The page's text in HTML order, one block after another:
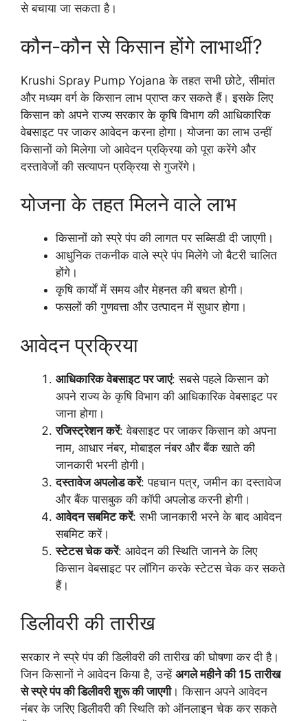
से बचाया जा सकता है।
कौन-कौन से किसान होंगे लाभार्थी?
Krushi Spray Pump Yojana के तहत सभी छोटे, सीमांत
और मध्यम वर्ग के किसान लाभ प्राप्त कर सकते हैं। इसके लिए
किसान को अपने राज्य सरकार के कृषि विभाग की आधिकारिक
वेबसाइट पर जाकर आवेदन करना होगा। योजना का लाभ उन्हीं
किसानों को मिलेगा जो आवेदन प्रक्रिया को पूरा करेंगे और
दस्तावेजों की सत्यापन प्रक्रिया से गुजरेंगे।
योजना के तहत मिलने वाले लाभ
किसानों को स्प्रे पंप की लागत पर सब्सिडी दी जाएगी।
आधुनिक तकनीक वाले स्प्रे पंप मिलेंगे जो बैटरी चालित
होंगे।
कृषि कार्यों में समय और मेहनत की बचत होगी।
फसलों की गुणवत्ता और उत्पादन में सुधार होगा।
आवेदन प्रक्रिया
आधिकारिक वेबसाइट पर जाएं: सबसे पहले किसान को
अपने राज्य के कृषि विभाग की आधिकारिक वेबसाइट पर
जाना होगा।
रजिस्ट्रेशन करें: वेबसाइट पर जाकर किसान को अपना
नाम, आधार नंबर, मोबाइल नंबर और बैंक खाते की
जानकारी भरनी होगी।
दस्तावेज अपलोड करें: पहचान पत्र, जमीन का दस्तावेज
और बैंक पासबुक की कॉपी अपलोड करनी होगी।
आवेदन सबमिट करें: सभी जानकारी भरने के बाद आवेदन
सबमिट करें।
स्टेटस चेक करें: आवेदन की स्थिति जानने के लिए
किसान वेबसाइट पर लॉगिन करके स्टेटस चेक कर सकते
हैं।
डिलीवरी की तारीख
सरकार ने स्प्रे पंप की डिलीवरी की तारीख की घोषणा कर दी है।
जिन किसानों ने आवेदन किया है, उन्हें अगले महीने की 15 तारीख
से स्प्रे पंप की डिलीवरी शुरू की जाएगी। किसान अपने आवेदन
नंबर के जरिए डिलीवरी की स्थिति को ऑनलाइन चेक कर सकते